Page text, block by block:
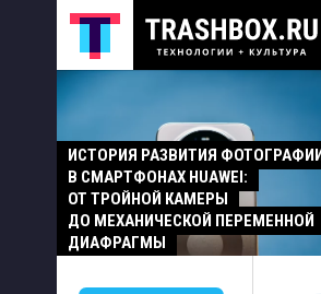
ИСТОРИЯ РАЗВИТИЯ
В СМАРТФОНАХ HUAWEI:
ОТ ТРОЙНОЙ КАМЕРЫ
ДО МЕХАНИЧЕСКОЙ ПЕРЕМЕННОЙ
ДИАФРАГМЫ